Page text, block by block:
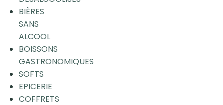
BIÈRES
SANS
ALCOOL
BOISSONS
GASTRONOMIQUES
SOFTS
EPICERIE
COFFRETS